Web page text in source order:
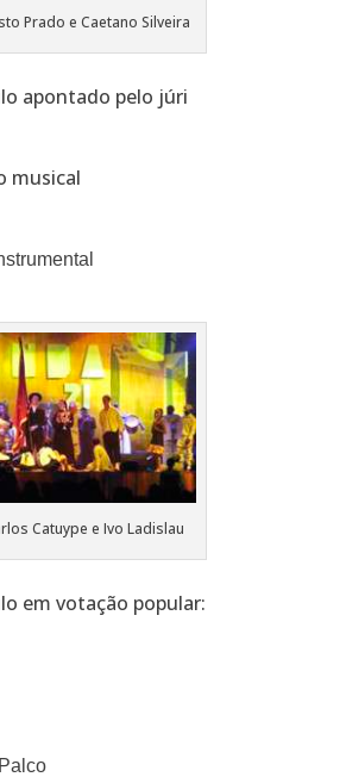
Prado e Caetano Silveira
apontado pelo júri
musical
Catuype e Ivo Ladislau
em votação popular: